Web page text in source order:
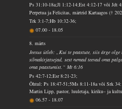
Ps 31:10-18a;Jl 1:12-14;Est 4:12-17 või Jdt
Perpetua ja Felicitas, märtrid Kartaagos (†
Trk 3:1-7;Hb 10:32-36;
07.00- 18.05
8. märts
Jeesus ütleb: „Kui te paastute, siis ärge olge
silmakirjatsejad, sest nemad teevad oma
oma paastumist.“ Mt 6:16
Ps 42:7-12;Esr 8:21-23;
Õhtul: Ps 18:47-51;5Ms 8:11-18a või Srk
Martin Lipp, pastor, luuletaja, kiriku– ja
06.57- 18.07